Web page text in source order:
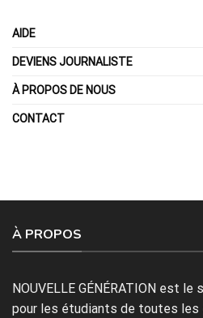
AIDE
DEVIENS JOURNALISTE
À PROPOS DE NOUS
CONTACT
À PROPOS
NOUVELLE GÉNÉRATION est le
pour les étudiants de toutes les